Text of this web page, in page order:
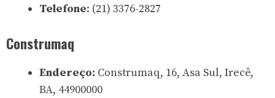
Telefone: (21) 3376-2827
Construmaq
Endereço: Construmaq, 16, Asa Sul, Irecê,
BA, 44900000